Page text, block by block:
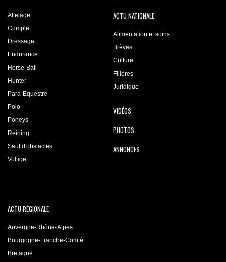
Attelage
Complet
Dressage
Endurance
Horse-Ball
Hunter
Para-Equestre
Polo
Poneys
Reining
Saut d'obstacles
Voltige
ACTU NATIONALE
Alimentation et soins
Brèves
Culture
Filières
Juridique
VIDÉOS
PHOTOS
ANNONCES
ACTU RÉGIONALE
Auvergne-Rhône-Alpes
Bourgogne-Franche-Comté
Bretagne